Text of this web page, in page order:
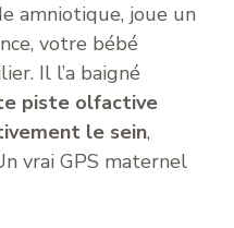
amniotique, joue un
votre bébé
Il l’a baigné
piste olfactive
le sein,
vrai GPS maternel